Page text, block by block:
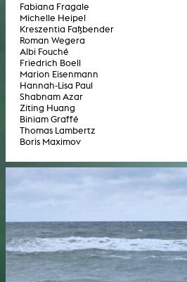
Fabiana Fragale
Michelle Heipel
Kreszentia Faßbender
Roman Wegera
Albi Fouché
Friedrich Boell
Marion Eisenmann
Hannah-Lisa Paul
Shabnam Azar
Ziting Huang
Biniam Graffé
Thomas Lambertz
Boris Maximov